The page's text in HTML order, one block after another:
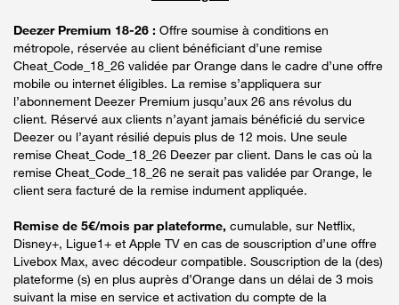
Deezer Premium 18-26 : Offre soumise à conditions en
métropole, réservée au client bénéficiant d’une remise
Cheat_Code_18_26 validée par Orange dans le cadre d’une offre
mobile ou internet éligibles. La remise s’appliquera sur
l’abonnement Deezer Premium jusqu’aux 26 ans révolus du
client. Réservé aux clients n’ayant jamais bénéficié du service
Deezer ou l’ayant résilié depuis plus de 12 mois. Une seule
remise Cheat_Code_18_26 Deezer par client. Dans le cas où la
remise Cheat_Code_18_26 ne serait pas validée par Orange, le
client sera facturé de la remise indument appliquée.
Remise de 5€/mois par plateforme, cumulable, sur Netflix,
Disney+, Ligue1+ et Apple TV en cas de souscription d’une offre
Livebox Max, avec décodeur compatible. Souscription de la (des)
plateforme (s) en plus auprès d’Orange dans un délai de 3 mois
suivant la mise en service et activation du compte de la